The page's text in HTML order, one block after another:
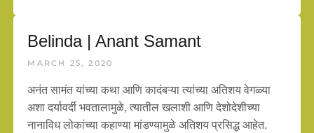
Belinda | Anant Samant
MARCH 25, 2020
अनंत सामंत यांच्या कथा आणि कादंबऱ्या त्यांच्या अतिशय वेगळ्या
अशा दर्यावर्दी भवतालामुळे, त्यातील खलाशी आणि देशोदेशीच्या
नानाविध लोकांच्या कहाण्या मांडण्यामुळे अतिशय प्रसिद्ध आहेत.